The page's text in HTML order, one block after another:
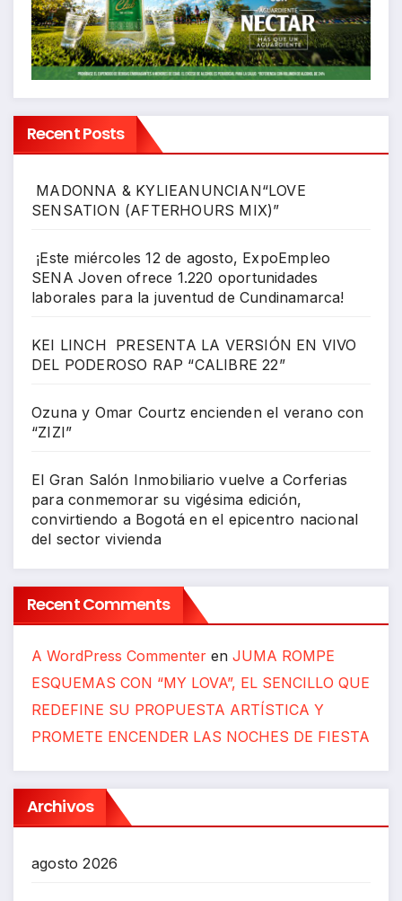
Recent Posts
MADONNA & KYLIEANUNCIAN“LOVE
SENSATION (AFTERHOURS MIX)”
¡Este miércoles 12 de agosto, ExpoEmpleo
SENA Joven ofrece 1.220 oportunidades
laborales para la juventud de Cundinamarca!
KEI LINCH PRESENTA LA VERSIÓN EN VIVO
DEL PODEROSO RAP “CALIBRE 22”
Ozuna y Omar Courtz encienden el verano con
“ZIZI”
El Gran Salón Inmobiliario vuelve a Corferias
para conmemorar su vigésima edición,
convirtiendo a Bogotá en el epicentro nacional
del sector vivienda
Recent Comments
A WordPress Commenter en JUMA ROMPE
ESQUEMAS CON “MY LOVA”, EL SENCILLO QUE
REDEFINE SU PROPUESTA ARTÍSTICA Y
PROMETE ENCENDER LAS NOCHES DE FIESTA
Archivos
agosto 2026